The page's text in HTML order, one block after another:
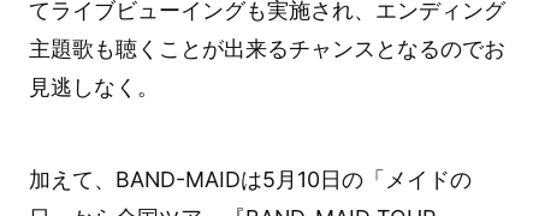
てライブビューイングも実施され、エンディング
主題歌も聴くことが出来るチャンスとなるのでお
見逃しなく。
加えて、BAND-MAIDは5月10日の「メイドの